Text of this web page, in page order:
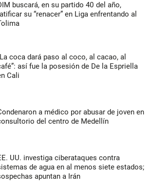
buscará, en su partido 40 del año,
su “renacer” en Liga enfrentando al
coca dará paso al coco, al cacao, al
así fue la posesión de De la Espriella
Cali
a médico por abusar de joven en
del centro de Medellín
UU. investiga ciberataques contra
de agua en al menos siete estados;
apuntan a Irán